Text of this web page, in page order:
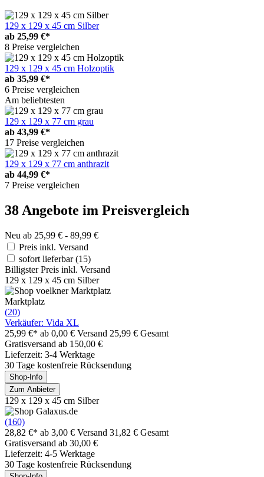
129 x 129 x 45 cm Silber
ab 25,99 €*
8 Preise vergleichen
129 x 129 x 45 cm Holzoptik
ab 35,99 €*
6 Preise vergleichen
Am beliebtesten
129 x 129 x 77 cm grau
ab 43,99 €*
17 Preise vergleichen
129 x 129 x 77 cm anthrazit
ab 44,99 €*
7 Preise vergleichen
38 Angebote im Preisvergleich
Neu ab 25,99 € - 89,99 €
Preis inkl. Versand
sofort lieferbar(15)
Billigster Preis inkl. Versand
129 x 129 x 45 cm Silber
Marktplatz
(20)
Verkäufer: Vida XL
25,99 €* ab 0,00 € Versand 25,99 € Gesamt
Gratisversand ab 150,00 €
Lieferzeit: 3-4 Werktage
30 Tage kostenfreie Rücksendung
Shop-Info
Zum Anbieter
129 x 129 x 45 cm Silber
(160)
28,82 €* ab 3,00 € Versand 31,82 € Gesamt
Gratisversand ab 30,00 €
Lieferzeit: 4-5 Werktage
30 Tage kostenfreie Rücksendung